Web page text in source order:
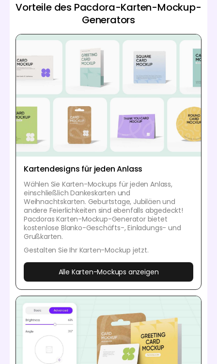
Vorteile des Pacdora-Karten-Mockup-
Generators
Kartendesigns für jeden Anlass
Wählen Sie Karten-Mockups für jeden Anlass,
einschließlich Dankeskarten und
Weihnachtskarten. Geburtstage, Jubiläen und
andere Feierlichkeiten sind ebenfalls abgedeckt!
Pacdoras Karten-Mockup-Generator bietet
kostenlose Blanko-Geschäfts-, Einladungs- und
Grußkarten.
Gestalten Sie Ihr Karten-Mockup jetzt.
Alle Karten-Mockups anzeigen